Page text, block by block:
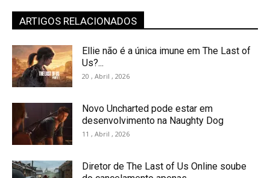
ARTIGOS RELACIONADOS
Ellie não é a única imune em The Last of
Us?...
20 , Abril , 2026
Novo Uncharted pode estar em
desenvolvimento na Naughty Dog
11 , Abril , 2026
Diretor de The Last of Us Online soube